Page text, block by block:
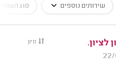
שירותים נוספים סוג העסק
מיון
לציון.